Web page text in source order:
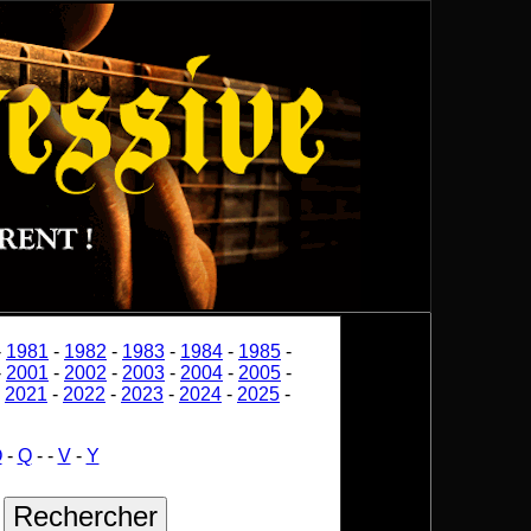
1981 - 1982 - 1983 - 1984 - 1985 -
2001 - 2002 - 2003 - 2004 - 2005 -
2021 - 2022 - 2023 - 2024 - 2025 -
- Q- - V- Y